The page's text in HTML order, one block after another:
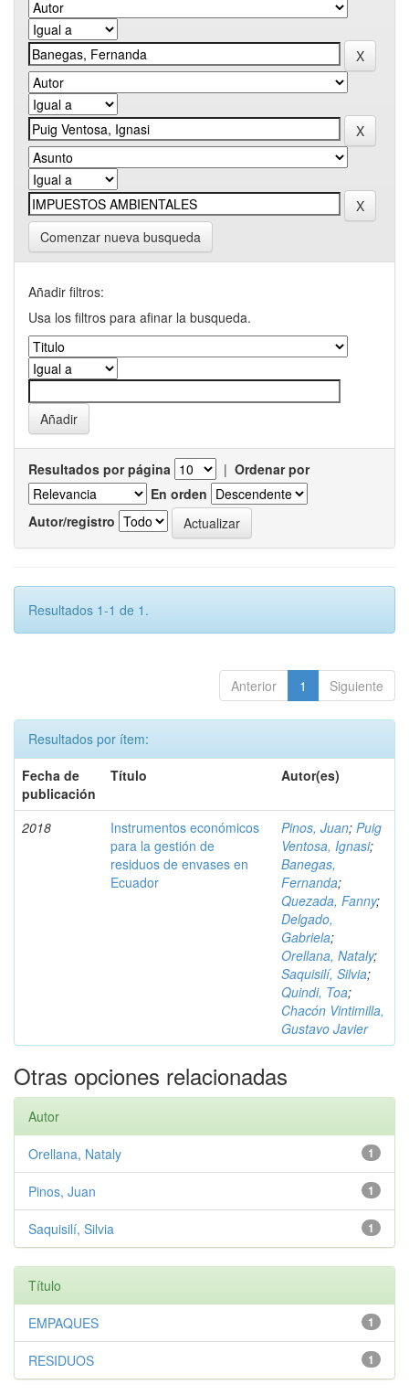
Comenzar nueva busqueda
Añadir filtros:
Usa los filtros para afinar la busqueda.
Resultados por página | Ordenar por
En orden
Autor/registro
Resultados 1-1 de 1.
Anterior 1 Siguiente
Resultados por ítem:
Fecha de
publicación
Título Autor(es)
2018
Instrumentos económicos
para la gestión de
residuos de envases en
Ecuador
Pinos, Juan; Puig
Ventosa, Ignasi;
Banegas,
Fernanda;
Quezada, Fanny;
Delgado,
Gabriela;
Orellana, Nataly;
Saquisilí, Silvia;
Quindi, Toa;
Chacón Vintimilla,
Gustavo Javier
Otras opciones relacionadas
Autor
1
Orellana, Nataly
1
Pinos, Juan
1
Saquisilí, Silvia
Título
1
EMPAQUES
1
RESIDUOS